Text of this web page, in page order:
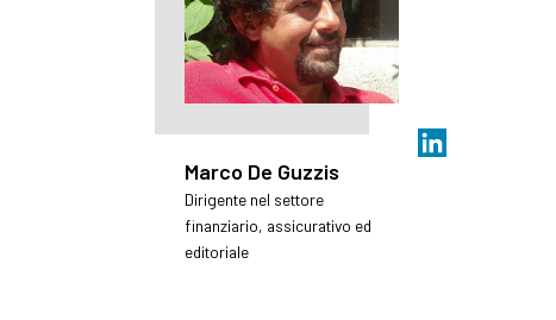
Marco De Guzzis
Dirigente nel settore
finanziario, assicurativo ed
editoriale